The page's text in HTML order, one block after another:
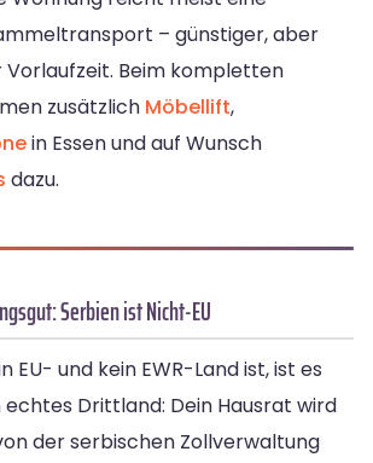
– günstiger, aber
Beim kompletten
zusätzlich Möbellift,
in Essen und auf Wunsch
dazu.
Serbien ist Nicht-EU
EU- und kein EWR-Land ist, ist es
Drittland: Dein Hausrat wird
der serbischen Zollverwaltung